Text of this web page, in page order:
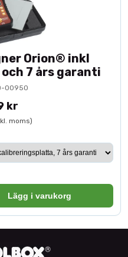
Orion® inkl
7 års garanti
00950
kr
moms)
Lägg i varukorg